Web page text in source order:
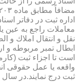
اداره ثبت در دفاتر
معاملات راجع به عین
نقل و انتقال املاك و
ابطال تمبر مربوطه و
است تا اجزاء ثبت
واقعه یا عمل حقوقی